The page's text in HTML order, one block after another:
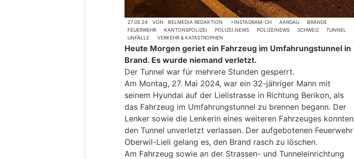
27.05.24 VON BELMEDIA REDAKTION +INSTAGRAM-CH AARGAU
BRÄNDE
FEUERWEHR
KANTONSPOLIZEI POLIZEI.NEWS POLIZEINEWS SCHWEIZ
TUNNEL
UNFÄLLE
VERKEHR & KATASTROPHEN
Heute Morgen geriet ein Fahrzeug im Umfahrungstunnel in
Brand. Es wurde niemand verletzt.
Der Tunnel war für mehrere Stunden gesperrt.
Am Montag, 27. Mai 2024, war ein 32-jähriger Mann mit
seinem Hyundai auf der Lielistrasse in Richtung Berikon, als
das Fahrzeug im Umfahrungstunnel zu brennen begann. Der
Lenker sowie die Lenkerin eines weiteren Fahrzeuges konnten
den Tunnel unverletzt verlassen. Der aufgebotenen Feuerwehr
Oberwil-Lieli gelang es, den Brand rasch zu löschen.
Am Fahrzeug sowie an der Strassen- und Tunneleinrichtung